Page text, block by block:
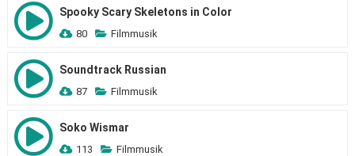
Spooky Scary Skeletons in Color
80 Filmmusik
Soundtrack Russian
87 Filmmusik
Soko Wismar
113 Filmmusik